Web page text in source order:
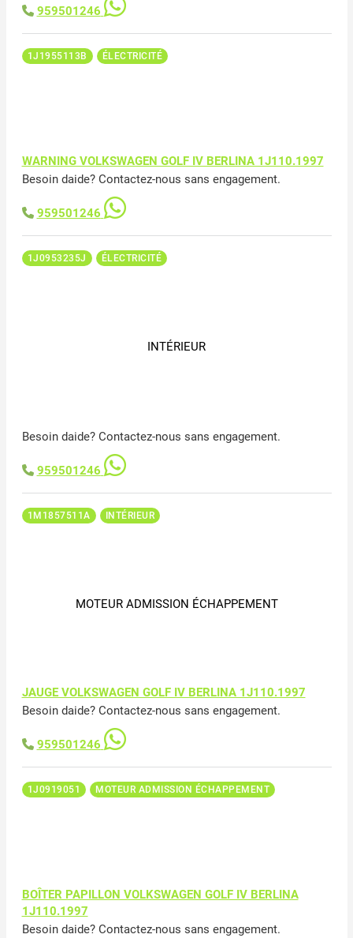
959501246
1J1955113B ÉLECTRICITÉ
WARNING VOLKSWAGEN GOLF IV BERLINA 1J110.1997
Besoin daide? Contactez-nous sans engagement.
959501246
1J0953235J ÉLECTRICITÉ
INTÉRIEUR
Besoin daide? Contactez-nous sans engagement.
959501246
1M1857511A INTÉRIEUR
MOTEUR ADMISSION ÉCHAPPEMENT
JAUGE VOLKSWAGEN GOLF IV BERLINA 1J110.1997
Besoin daide? Contactez-nous sans engagement.
959501246
1J0919051 MOTEUR ADMISSION ÉCHAPPEMENT
BOÎTER PAPILLON VOLKSWAGEN GOLF IV BERLINA
1J110.1997
Besoin daide? Contactez-nous sans engagement.